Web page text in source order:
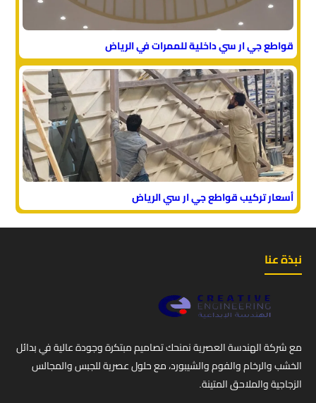
قواطع جي ار سي داخلية للممرات في الرياض
أسعار تركيب قواطع جي ار سي الرياض
نبذة عنا
مع شركة الهندسة العصرية نمنحك تصاميم مبتكرة وجودة عالية في بدائل
الخشب والرخام والفوم والشيبورد، مع حلول عصرية للجبس والمجالس
الزجاجية والملاحق المتينة.